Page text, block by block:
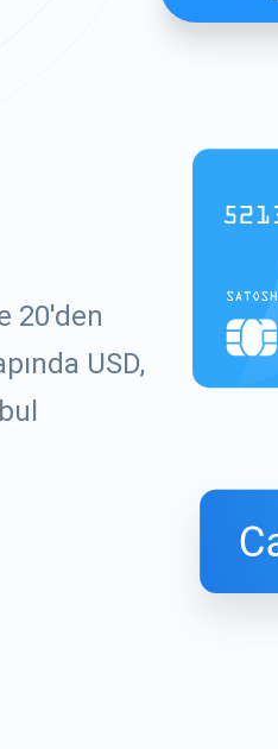
20'den
USD,